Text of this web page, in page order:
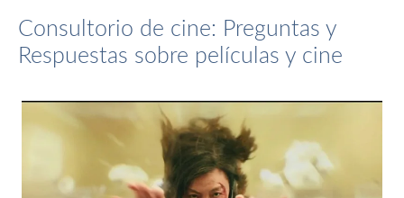
Consultorio de cine: Preguntas y
Respuestas sobre películas y cine